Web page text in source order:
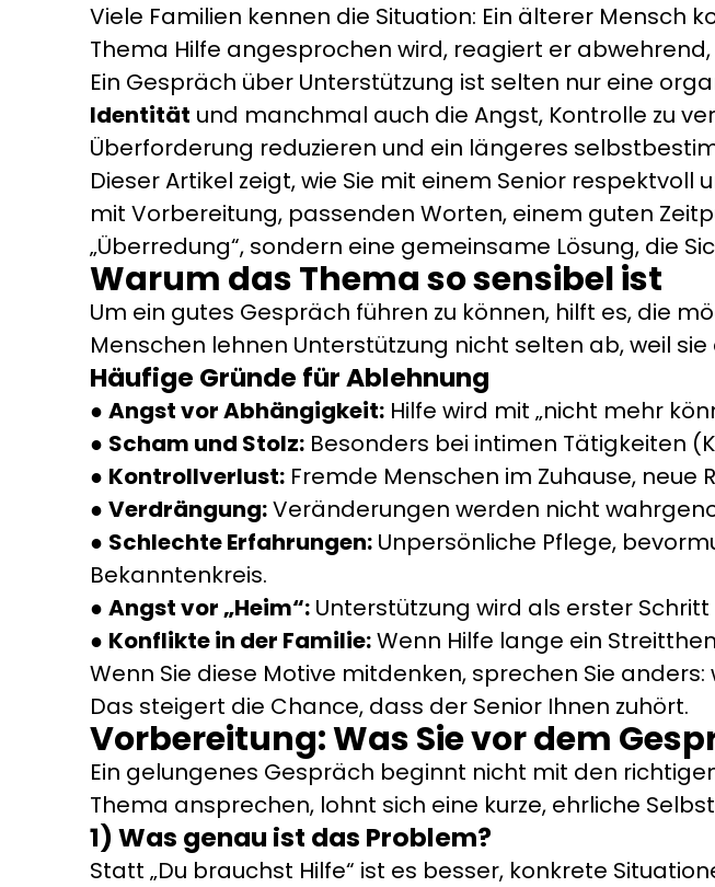
Viele Familien kennen die Situation: Ein älterer
Thema Hilfe angesprochen wird, reagiert er
Ein Gespräch über Unterstützung ist selten nur eine
Identität und manchmal auch die Angst, Kontrolle zu
Überforderung reduzieren und ein längeres
Dieser Artikel zeigt, wie Sie mit einem Senior
mit Vorbereitung, passenden Worten, einem guten
„Überredung“, sondern eine gemeinsame Lösung, die
Warum das Thema so sensibel ist
Um ein gutes Gespräch führen zu können, hilft es, die
Menschen lehnen Unterstützung nicht selten ab, weil
Häufige Gründe für Ablehnung
Angst vor Abhängigkeit: Hilfe wird mit „nicht mehr
Scham und Stolz: Besonders bei intimen Tätigkeiten
Kontrollverlust: Fremde Menschen im Zuhause, neue
Verdrängung:Veränderungen werden nicht
Schlechte Erfahrungen: Unpersönliche Pflege,
Bekanntenkreis.
Angst vor „Heim“: Unterstützung wird als erster
Konflikte in der Familie:Wenn Hilfe lange ein
Wenn Sie diese Motive mitdenken, sprechen Sie
Das steigert die Chance, dass der Senior Ihnen zuhört.
Vorbereitung: Was Sie vor dem
Ein gelungenes Gespräch beginnt nicht mit den
Thema ansprechen, lohnt sich eine kurze, ehrliche
1) Was genau ist das Problem?
Statt „Du brauchst Hilfe“ ist es besser, konkrete